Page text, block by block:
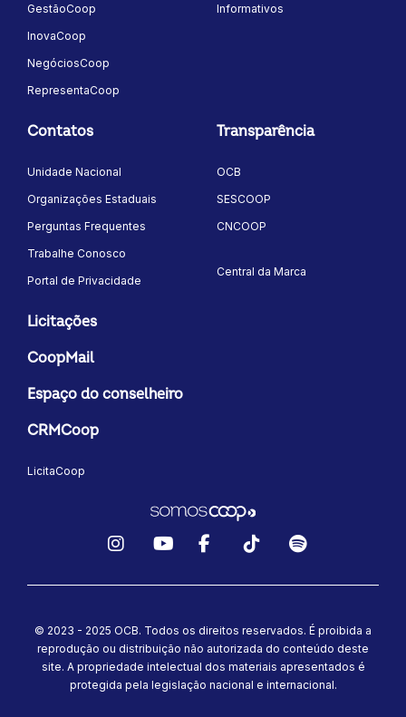
GestãoCoop
InovaCoop
NegóciosCoop
RepresentaCoop
Informativos
Contatos
Unidade Nacional
Organizações Estaduais
Perguntas Frequentes
Trabalhe Conosco
Portal de Privacidade
Transparência
OCB
SESCOOP
CNCOOP
Central da Marca
Licitações
CoopMail
Espaço do conselheiro
CRMCoop
LicitaCoop
© 2023 - 2025 OCB. Todos os direitos reservados. É proibida a
reprodução ou distribuição não autorizada do conteúdo deste
site. A propriedade intelectual dos materiais apresentados é
protegida pela legislação nacional e internacional.